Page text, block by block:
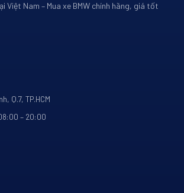
Việt Nam – Mua xe BMW chính hãng, giá tốt
Q.7, TP.HCM
– 20:00